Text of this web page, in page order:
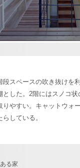
段スペースの吹き抜けを
とした。2階にはスノコ
りやすい。キャットウォ
らしている。
る家